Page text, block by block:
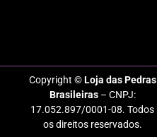
Copyright ©Loja das Pedras
Brasileiras– CNPJ:
17.052.897/0001-08. Todos
os direitos reservados.